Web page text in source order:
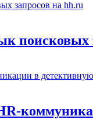
поисковых